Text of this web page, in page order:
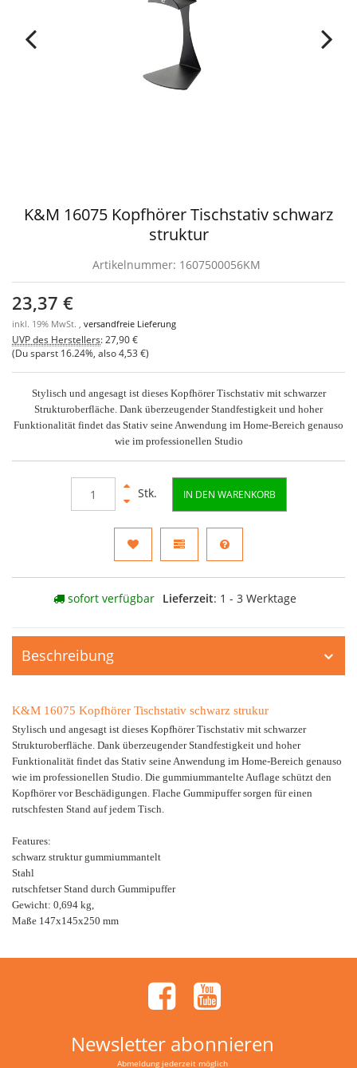
K&M 16075 Kopfhörer Tischstativ schwarz
struktur
Artikelnummer: 1607500056KM
23,37 €
inkl. 19% MwSt. , versandfreie Lieferung
UVP des Herstellers: 27,90 €
(Du sparst 16.24% , also4,53 €)
Stylisch und angesagt ist dieses Kopfhörer Tischstativ mit schwarzer
Strukturoberfläche. Dank überzeugender Standfestigkeit und hoher
Funktionalität findet das Stativ seine Anwendung im Home-Bereich genauso
wie im professionellen Studio
Stk. IN DEN WARENKORB
sofort verfügbar Lieferzeit: 1 - 3 Werktage
Beschreibung
K&M 16075 Kopfhörer Tischstativ schwarz strukur
Stylisch und angesagt ist dieses Kopfhörer Tischstativ mit schwarzer
Strukturoberfläche. Dank überzeugender Standfestigkeit und hoher
Funktionalität findet das Stativ seine Anwendung im Home-Bereich genauso
wie im professionellen Studio. Die gummiummantelte Auflage schützt den
Kopfhörer vor Beschädigungen. Flache Gummipuffer sorgen für einen
rutschfesten Stand auf jedem Tisch.
Features:
schwarz struktur gummiummantelt
Stahl
rutschfetser Stand durch Gummipuffer
Gewicht: 0,694 kg,
Maße 147x145x250 mm
Newsletter abonnieren
Abmeldung jederzeit möglich